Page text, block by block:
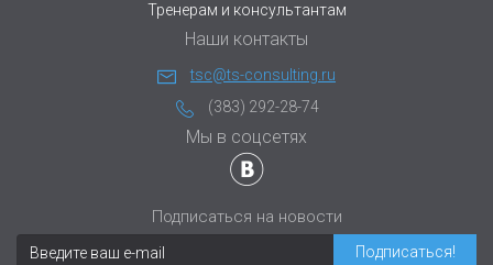
Тренерам и консультантам
Наши контакты
tsc@ts-consulting.ru
(383) 292-28-74
Мы в соцсетях
Подписаться на новости